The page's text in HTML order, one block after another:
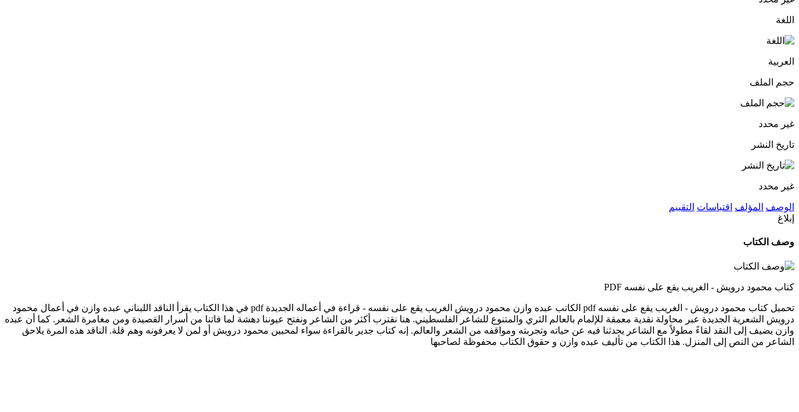
اللغة
العربية
حجم الملف
غير محدد
تاريخ النشر
غير محدد
الوصف المؤلف اقتباسات التقييم
إبلاغ
وصف الكتاب
كتاب محمود درويش - الغريب يقع على نفسه PDF
تحميل كتاب محمود درويش - الغريب يقع على نفسه pdf الكاتب عبده وازن محمود درويش الغريب يقع على نفسه - قراءة في أعماله الجديدة pdf في هذا الكتاب يقرأ الناقد اللبناني عبده وازن في أعمال محمود
درويش الشعرية الجديدة عبر محاولة نقدية معمقة للإلمام بالعالم الثري والمتنوع للشاعر الفلسطيني. هنا نقترب أكثر من الشاعر ونفتح عيوننا دهشة لما فاتنا من أسرار القصيدة ومن مغامرة الشعر. كما أن عبده
وازن يضيف إلى النقد لقاءً مطولاً مع الشاعر يحدثنا فيه عن حياته وتجربته ومواقفه من الشعر والعالم. إنه كتاب جدير بالقراءة سواء لمحبين محمود درويش أو لمن لا يعرفونه وهم قلة. الناقد هذه المرة يلاحق
الشاعر من النص إلى المنزل. هذا الكتاب من تأليف عبده وازن و حقوق الكتاب محفوظة لصاحبها